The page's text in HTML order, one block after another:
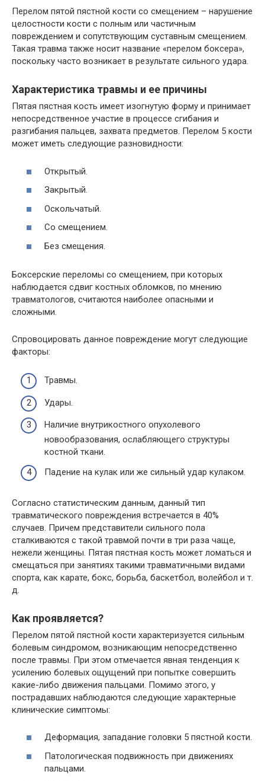
Перелом пятой пястной кости со смещением – нарушение
целостности кости с полным или частичным
повреждением и сопутствующим суставным смещением.
Такая травма также носит название «перелом боксера»,
поскольку часто возникает в результате сильного удара.
Характеристика травмы и ее причины
Пятая пястная кость имеет изогнутую форму и принимает
непосредственное участие в процессе сгибания и
разгибания пальцев, захвата предметов. Перелом 5 кости
может иметь следующие разновидности:
Открытый.
Закрытый.
Оскольчатый.
Со смещением.
Без смещения.
Боксерские переломы со смещением, при которых
наблюдается сдвиг костных обломков, по мнению
травматологов, считаются наиболее опасными и
сложными.
Спровоцировать данное повреждение могут следующие
факторы:
Травмы.
Удары.
Наличие внутрикостного опухолевого
новообразования, ослабляющего структуры
костной ткани.
Падение на кулак или же сильный удар кулаком.
Согласно статистическим данным, данный тип
травматического повреждения встречается в 40%
случаев. Причем представители сильного пола
сталкиваются с такой травмой почти в три раза чаще,
нежели женщины. Пятая пястная кость может ломаться и
смещаться при занятиях такими травматичными видами
спорта, как карате, бокс, борьба, баскетбол, волейбол и т.
д.
Как проявляется?
Перелом пятой пястной кости характеризуется сильным
болевым синдромом, возникающим непосредственно
после травмы. При этом отмечается явная тенденция к
усилению болевых ощущений при попытке совершить
какие-либо движения пальцами. Помимо этого, у
пострадавших наблюдаются следующие характерные
клинические симптомы:
Деформация, западание головки 5 пястной кости.
Патологическая подвижность при движениях
пальцами.